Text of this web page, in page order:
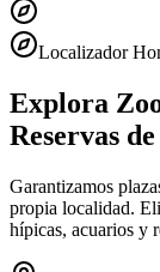
Localizador
Explora
Reservas
Garantizamos
propia localidad.
hípicas, acuarios y